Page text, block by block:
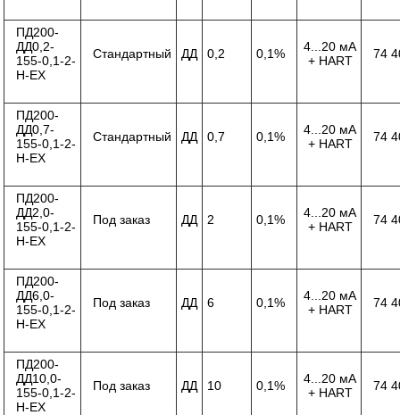
ПД200-
ДД0,2-
155-0,1-2-
Н-ЕХ
Стандартный ДД 0,2 0,1%
4...20 мА
+ HART
74
ПД200-
ДД0,7-
155-0,1-2-
Н-ЕХ
Стандартный ДД 0,7 0,1%
4...20 мА
+ HART
74
ПД200-
ДД2,0-
155-0,1-2-
Н-ЕХ
Под заказ ДД 2 0,1%
4...20 мА
+ HART
74
ПД200-
ДД6,0-
155-0,1-2-
Н-ЕХ
Под заказ ДД 6 0,1%
4...20 мА
+ HART
74
ПД200-
ДД10,0-
155-0,1-2-
Н-ЕХ
Под заказ ДД 10 0,1%
4...20 мА
+ HART
74